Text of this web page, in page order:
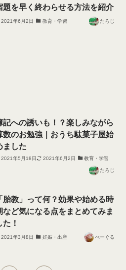
題を早く終わらせる方法を紹介
2021年6月2日 教育・学習 たろじ
記への誘いも！？楽しみながら
数のお勉強｜おうち駄菓子屋始
ました
2021年5月18日 2021年6月2日 教育・学習
たろじ
胎教」って何？効果や始める時
など気になる点をまとめてみま
た！
2021年3月8日 妊娠・出産 べーぐる